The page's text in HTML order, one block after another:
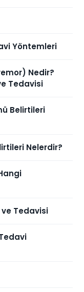
Yöntemleri
Nedir?
Tedavisi
Belirtileri
Nelerdir?
ve Tedavisi